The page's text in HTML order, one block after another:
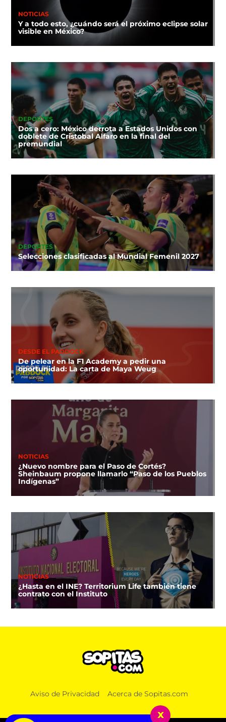
NOTICIAS
Y a todo esto, ¿cuándo será el próximo eclipse solar
visible en México?
DEPORTES
Dos a cero: México derrota a Estados Unidos con
doblete de Cristobal Alfaro en la final del
premundial
DEPORTES
Selecciones clasificadas al Mundial Femenil 2027
DESDE EL PADDOCK
De pelear en la F1 Academy a pedir una
oportunidad: La carta de Maya Weug
NOTICIAS
¿Nuevo nombre para el Paso de Cortés?
Sheinbaum propone llamarlo “Paso de los Pueblos
Indígenas”
NOTICIAS
¿Hasta en el INE? Territorium Life también tiene
contrato con el Instituto
Aviso de Privacidad Acerca de Sopitas.com
x